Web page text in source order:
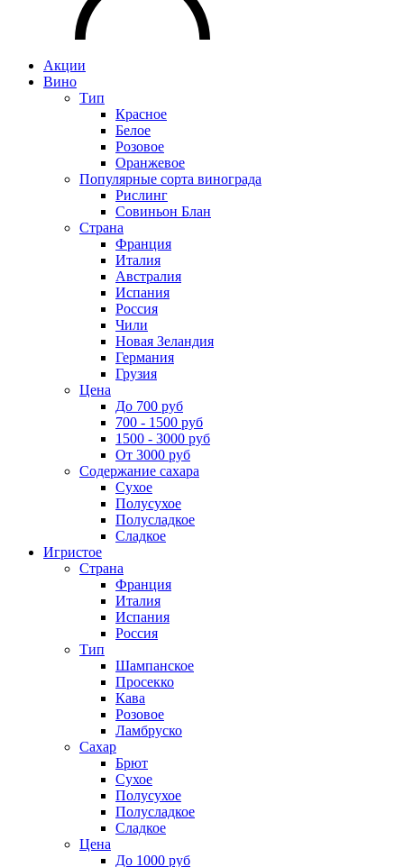
Акции
Вино
Тип
Красное
Белое
Розовое
Оранжевое
Популярные сорта винограда
Рислинг
Совиньон Блан
Страна
Франция
Италия
Австралия
Испания
Россия
Чили
Новая Зеландия
Германия
Грузия
Цена
До 700 руб
700 - 1500 руб
1500 - 3000 руб
От 3000 руб
Содержание сахара
Сухое
Полусухое
Полусладкое
Сладкое
Игристое
Страна
Франция
Италия
Испания
Россия
Тип
Шампанское
Просекко
Кава
Розовое
Ламбруско
Сахар
Брют
Сухое
Полусухое
Полусладкое
Сладкое
Цена
До 1000 руб